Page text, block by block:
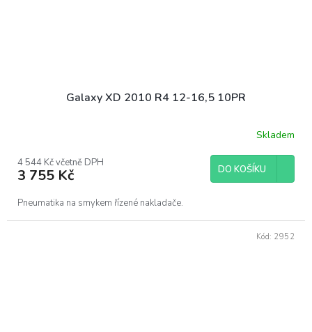
Galaxy XD 2010 R4 12-16,5 10PR
Skladem
4 544 Kč včetně DPH
3 755 Kč DO KOŠÍKU
Pneumatika na smykem řízené nakladače.
Kód: 2952